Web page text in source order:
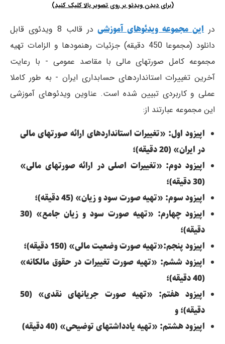
(برای دیدن ویدئو بر روی تصویر بالا کلیک کنید)
دراین مجموعه ویدئوهای آموزشی
در قالب 8 ویدئوی قابل
دانلود (مجموعا 450 دقیقه) جزئیات رهنمودها و الزامات تهیه
مجموعه کامل صورتهای مالی با مقاصد عمومی - با رعایت
آخرین تغییرات استانداردهای حسابداری ایران - به طور کاملا
عملی و کاربردی تبیین شده است. عناوین ویدئوهای آموزشی
این مجموعه عبارتند از:
اپیزود اول: «تغییرات استانداردهای ارائه صورتهای مالی
در ایران» (20 دقیقه)؛
اپیزود دوم: «تغییرات اصلی در ارائه صورتهای مالی»
اپیزود سوم: «تهیه صورت سود و زیان» (45 دقیقه)؛
اپیزود چهارم: «تهیه صورت سود و زیان جامع» (30
دقیقه)؛
اپیزود پنجم:«تهیه صورت وضعیت مالی» (150 دقیقه)؛
اپیزود ششم: «تهیه صورت تغییرات در حقوق مالکانه»
اپیزود هفتم: «تهیه صورت جریانهای نقدی» (50
دقیقه)؛ و
اپیزود هشتم: «تهیه یادداشتهای توضیحی» (40 دقیقه)